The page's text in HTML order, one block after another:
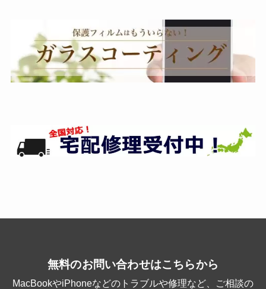
無料のお問い合わせはこちらから
MacBookやiPhoneなどのトラブルや修理など、ご相談の